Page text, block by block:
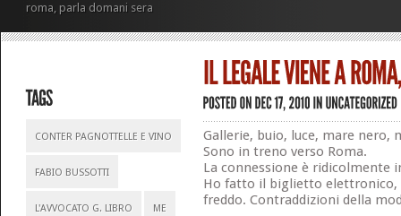
roma, parla domani sera
CONTER PAGNOTTELLE E VINO
FABIO BUSSOTTI
L'AVVOCATO G. LIBRO ME
Gallerie, buio, luce, mare nero,
Sono in treno verso Roma.
La connessione è ridicolmente
Ho fatto il biglietto elettronico,
freddo. Contraddizioni della